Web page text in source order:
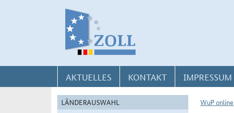
AKTUELLES KONTAKT
LÄNDERAUSWAHL WuP online